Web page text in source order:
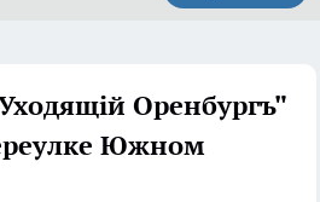
Оренбургъ"
Южном